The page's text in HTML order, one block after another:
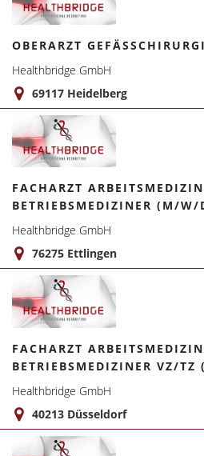
OBERARZT
Healthbridge GmbH
69117 Heidelberg
FACHARZT
BETRIEBSMEDIZINER (M/W/
Healthbridge GmbH
76275 Ettlingen
FACHARZT
BETRIEBSMEDIZINER VZ/
Healthbridge GmbH
40213 Düsseldorf